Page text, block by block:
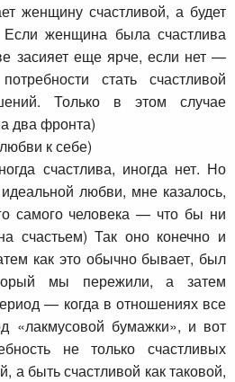
женщину счастливой, а будет
Если женщина была счастлива
засияет еще ярче, если нет —
стать счастливой
Только в этом случае
два фронта)
к себе)
счастлива, иногда нет. Но
любви, мне казалось,
самого человека — что бы ни
счастьем) Так оно конечно и
как это обычно бывает, был
мы пережили, а затем
— когда в отношениях все
«лакмусовой бумажки», и вот
не только счастливых
а быть счастливой как таковой,